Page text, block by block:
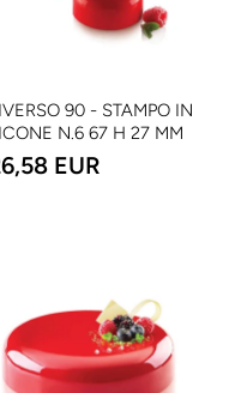
90 - STAMPO IN
N.6 67 H 27 MM
EUR